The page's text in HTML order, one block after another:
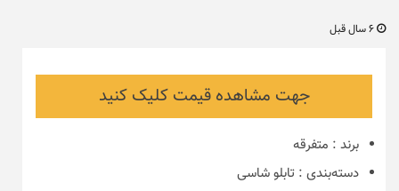
جهت مشاهده قیمت کلیک کنید
برند : متفرقه
دسته‌بندی : تابلو شاسی